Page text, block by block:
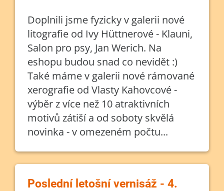
Doplnili jsme fyzicky v galerii nové
litografie od Ivy Hüttnerové - Klauni,
Salon pro psy, Jan Werich. Na
eshopu budou snad co nevidět :)
Také máme v galerii nové rámované
xerografie od Vlasty Kahovcové -
výběr z více než 10 atraktivních
motivů zátiší a od soboty skvělá
novinka - v omezeném počtu...
Poslední letošní vernisáž - 4.